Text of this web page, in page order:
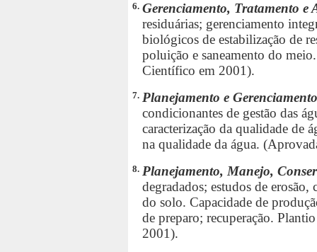
6. Gerenciamento, Tratamento e
residuárias; gerenciamento
biológicos de estabilização de
poluição e saneamento do
Científico em 2001).
7. Planejamento e
condicionantes de gestão das
caracterização da qualidade de
na qualidade da água.
8. Planejamento, Manejo,
degradados; estudos de
do solo. Capacidade de
de preparo; recuperação.
2001).